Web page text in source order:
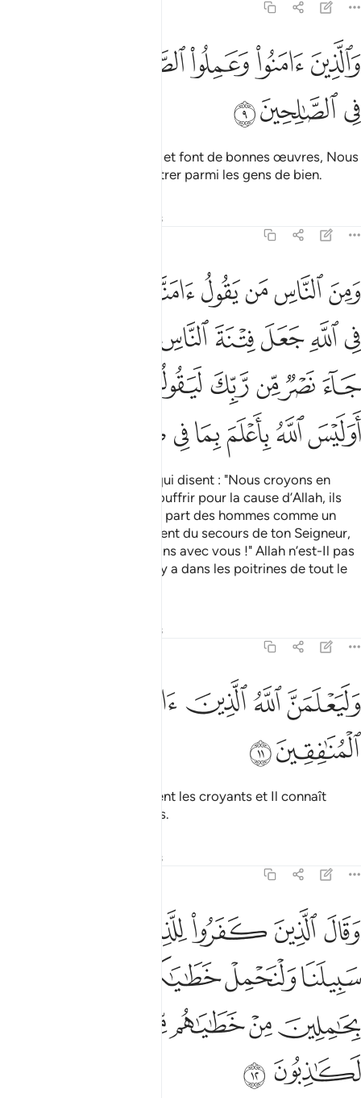
والذين امنوا وعملوا الصالحات لندخلنهم في الصالحين ٩
وَٱلَّذِينَ ءَامَنُوا۟ وَعَمِلُوا۟ ٱلصَّـٰلِحَـٰتِ لَنُدْخِلَنَّهُمْ فِى
ﱦﱧﱨﱩ
ﱫﱬﱭ
Et quant à ceux qui croient et font de bonnes œuvres, Nous
les ferons certainement entrer parmi les gens de bien.
Réflexions
ومن الناس من يقول امنا بالله فاذا اوذي في الله جعل فتنة الناس
وَمِنَ ٱلنَّاسِ مَن يَقُولُ ءَامَنَّا بِٱللَّهِ فَإِذَآ أُوذِىَ فِى ٱللَّهِ
ﱮﱯﱰﱱﱲ
ﱶﱷﱸﱹﱺ
ﱿﲀﲁﲂﲃ
ﲈﲉﲊﲋﲌﲍ
Et parmi les gens il en est qui disent : "Nous croyons en
Allah !" Puis, si on les fait souffrir pour la cause d’Allah, ils
considèrent l’épreuve de la part des hommes comme un
châtiment d’Allah. Or, s’il vient du secours de ton Seigneur,
ils diront certes: "Nous étions avec vous !" Allah n’est-Il pas
le meilleur à savoir ce qu’il y a dans les poitrines de tout le
Réflexions
وليعلمن الله الذين امنوا وليعلمن المنافقين ١١
وَلَيَعْلَمَنَّ ٱللَّهُ ٱلَّذِينَ ءَامَنُوا۟ وَلَيَعْلَمَنَّ ٱلْمُنَـٰفِقِينَ ١١
ﲐﲑﲒﲓ
ﲕﲖ
Et Allah connaît parfaitement les croyants et Il connaît
parfaitement les hypocrites.
Réflexions
وقال الذين كفروا للذين امنوا اتبعوا سبيلنا ولنحمل خطاياكم وما هم
وَقَالَ ٱلَّذِينَ كَفَرُوا۟ لِلَّذِينَ ءَامَنُوا۟ ٱتَّبِعُوا۟ سَبِيلَنَا وَلْنَحْمِلْ خَطَـٰيَـٰكُمْ وَمَا
ﲗﲘﲙﲚ
ﲝﲞﲟ
ﲢﲣﲤﲥ
ﲩﲪ